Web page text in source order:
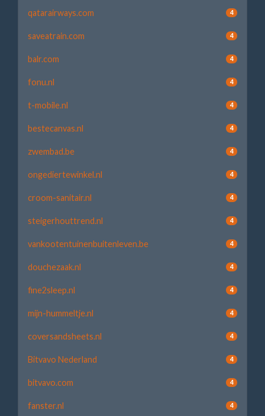
qatarairways.com 4
saveatrain.com 4
balr.com 4
fonu.nl 4
t-mobile.nl 4
bestecanvas.nl 4
zwembad.be 4
ongediertewinkel.nl 4
croom-sanitair.nl 4
steigerhouttrend.nl 4
vankootentuinenbuitenleven.be 4
douchezaak.nl 4
fine2sleep.nl 4
mijn-hummeltje.nl 4
coversandsheets.nl 4
Bitvavo Nederland 4
bitvavo.com 4
fanster.nl 4